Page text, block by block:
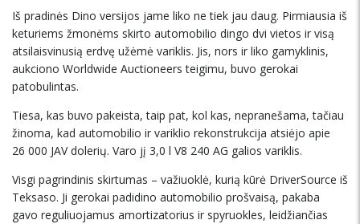
Iš pradinės Dino versijos jame liko ne tiek jau daug. Pirmiausia iš
keturiems žmonėms skirto automobilio dingo dvi vietos ir visą
atsilaisvinusią erdvę užėmė variklis. Jis, nors ir liko gamyklinis,
aukciono Worldwide Auctioneers teigimu, buvo gerokai
patobulintas.
Tiesa, kas buvo pakeista, taip pat, kol kas, nepranešama, tačiau
žinoma, kad automobilio ir variklio rekonstrukcija atsiėjo apie
26 000 JAV dolerių. Varo jį 3,0 l V8 240 AG galios variklis.
Visgi pagrindinis skirtumas – važiuoklė, kurią kūrė DriverSource iš
Teksaso. Ji gerokai padidino automobilio prošvaisą, pakaba
gavo reguliuojamus amortizatorius ir spyruokles, leidžiančias